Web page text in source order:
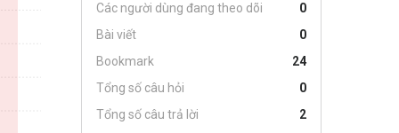
Các người dùng đang theo dõi
0
Bài viết
0
Bookmark
24
Tổng số câu hỏi
0
Tổng số câu trả lời
2